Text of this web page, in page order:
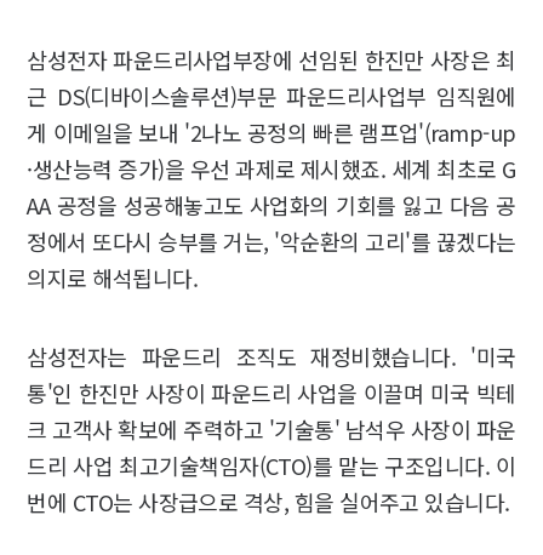
삼성전자 파운드리사업부장에 선임된 한진만 사장은 최
근 DS(디바이스솔루션)부문 파운드리사업부 임직원에
게 이메일을 보내 '2나노 공정의 빠른 램프업'(ramp-up
·생산능력 증가)을 우선 과제로 제시했죠. 세계 최초로 G
AA 공정을 성공해놓고도 사업화의 기회를 잃고 다음 공
정에서 또다시 승부를 거는, '악순환의 고리'를 끊겠다는
의지로 해석됩니다.
삼성전자는 파운드리 조직도 재정비했습니다. '미국
통'인 한진만 사장이 파운드리 사업을 이끌며 미국 빅테
크 고객사 확보에 주력하고 '기술통' 남석우 사장이 파운
드리 사업 최고기술책임자(CTO)를 맡는 구조입니다. 이
번에 CTO는 사장급으로 격상, 힘을 실어주고 있습니다.